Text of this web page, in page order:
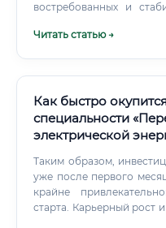
востребованных и
специалисты, которые
Читать статью →
Как быстро
специальности
электрической
Таким образом,
уже после первого
крайне
старта. Карьерный рост